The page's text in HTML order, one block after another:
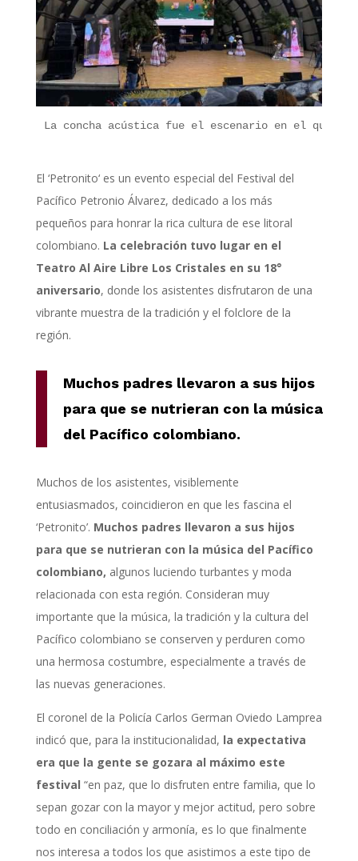
La concha acústica fue el escenario en el que
El ‘Petronito‘ es un evento especial del Festival del
Pacífico Petronio Álvarez, dedicado a los más
pequeños para honrar la rica cultura de ese litoral
colombiano. La celebración tuvo lugar en el
Teatro Al Aire Libre Los Cristales en su 18°
aniversario, donde los asistentes disfrutaron de una
vibrante muestra de la tradición y el folclore de la
región.
Muchos padres llevaron a sus hijos
para que se nutrieran con la música
del Pacífico colombiano.
Muchos de los asistentes, visiblemente
entusiasmados, coincidieron en que les fascina el
‘Petronito’. Muchos padres llevaron a sus hijos
para que se nutrieran con la música del Pacífico
colombiano, algunos luciendo turbantes y moda
relacionada con esta región. Consideran muy
importante que la música, la tradición y la cultura del
Pacífico colombiano se conserven y perduren como
una hermosa costumbre, especialmente a través de
las nuevas generaciones.
El coronel de la Policía Carlos German Oviedo Lamprea
indicó que, para la institucionalidad, la expectativa
era que la gente se gozara al máximo este
festival “en paz, que lo disfruten entre familia, que lo
sepan gozar con la mayor y mejor actitud, pero sobre
todo en conciliación y armonía, es lo que finalmente
nos interesa a todos los que asistimos a este tipo de